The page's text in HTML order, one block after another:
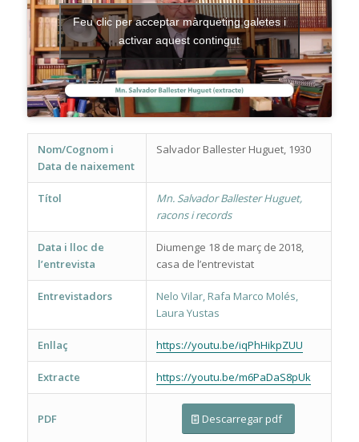
Feu clic per acceptar màrqueting galetes i
activar aquest contingut
Nom/Cognom i
Data de naixement
Salvador Ballester Huguet, 1930
Títol
Mn. Salvador Ballester Huguet,
racons i records
Data i lloc de
l’entrevista
Diumenge 18 de març de 2018,
casa de l’entrevistat
Entrevistadors
Nelo Vilar, Rafa Marco Molés,
Laura Yustas
Enllaç https://youtu.be/iqPhHikpZUU
Extracte https://youtu.be/m6PaDaS8pUk
PDF Descarregar pdf